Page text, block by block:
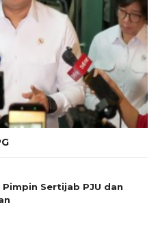
Sertijab PJU dan